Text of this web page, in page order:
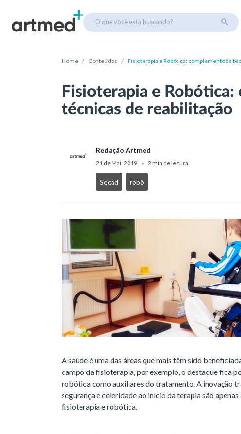
O que você está buscando?
Home / Conteúdos / Fisioterapia e Robótica: complemento às
Fisioterapia e
técnicas de reabilitação
Redação Artmed
21 de Mai, 2019 • 2 min de leitura
Secad robô
A saúde é uma das áreas que mais têm sido
campo da fisioterapia, por exemplo, o destaque fica
robótica como auxiliares do tratamento. A inovação
segurança e celeridade ao início da terapia são
fisioterapia e robótica.